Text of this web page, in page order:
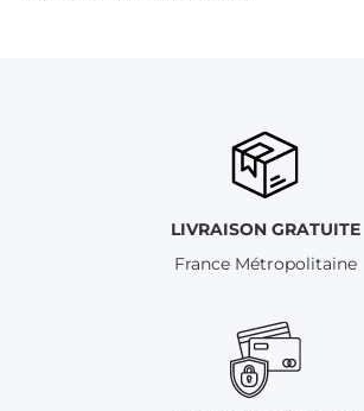
LIVRAISON GRATUITE
France Métropolitaine